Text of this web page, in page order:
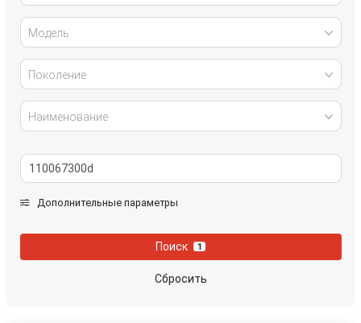
Модель
Поколение
Наименование
Дополнительные параметры
Поиск 1
Сбросить